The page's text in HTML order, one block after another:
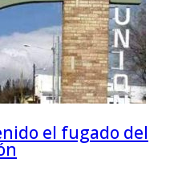
el fugado del